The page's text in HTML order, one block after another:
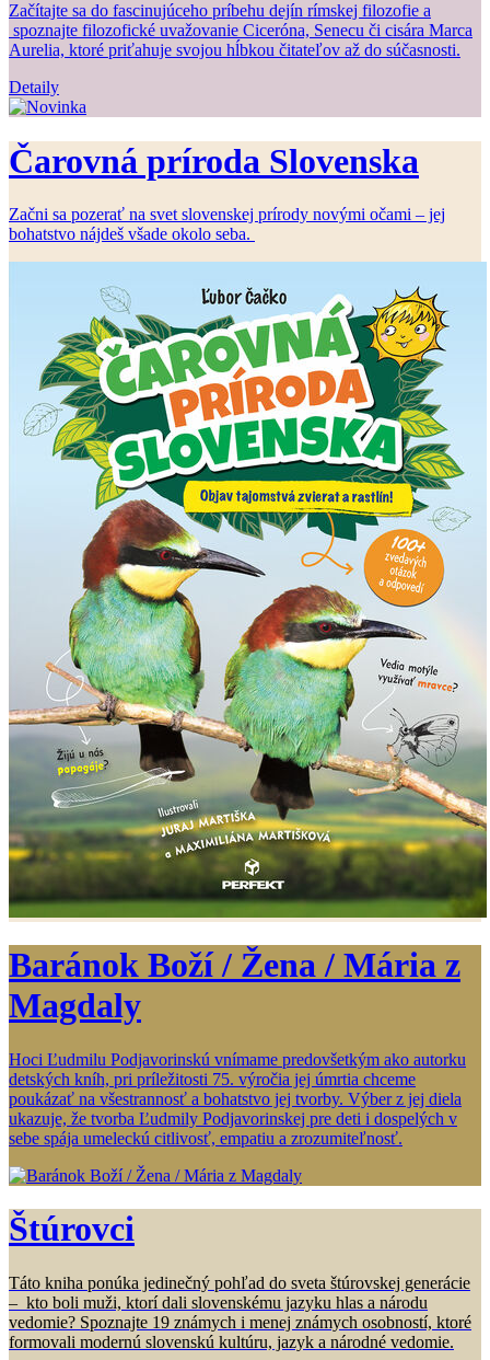
Začítajte sa do fascinujúceho príbehu dejín rímskej filozofie a
spoznajte filozofické uvažovanie Ciceróna, Senecu či cisára Marca
Aurelia, ktoré priťahuje svojou hĺbkou čitateľov až do súčasnosti.
Detaily
Čarovná príroda Slovenska
Začni sa pozerať na svet slovenskej prírody novými očami – jej
bohatstvo nájdeš všade okolo seba.
Baránok Boží / Žena / Mária z
Magdaly
Hoci Ľudmilu Podjavorinskú vnímame predovšetkým ako autorku
detských kníh, pri príležitosti 75. výročia jej úmrtia chceme
poukázať na všestrannosť a bohatstvo jej tvorby. Výber z jej diela
ukazuje, že tvorba Ľudmily Podjavorinskej pre deti i dospelých v
sebe spája umeleckú citlivosť, empatiu a zrozumiteľnosť.
Štúrovci
Táto kniha ponúka jedinečný pohľad do sveta štúrovskej generácie
– kto boli muži, ktorí dali slovenskému jazyku hlas a národu
vedomie? Spoznajte 19 známych i menej známych osobností, ktoré
formovali modernú slovenskú kultúru, jazyk a národné vedomie.